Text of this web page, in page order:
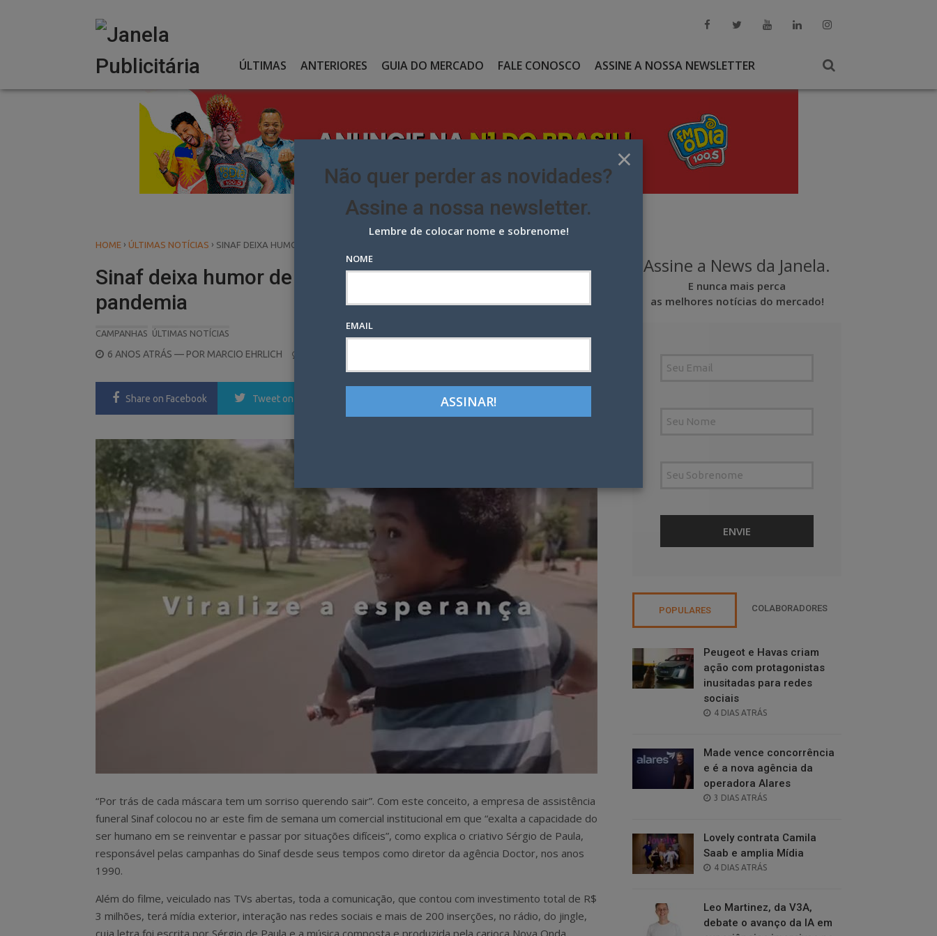
ÚLTIMAS ANTERIORES GUIA DO MERCADO FALE CONOSCO ASSINE A NOSSA NEWSLETTER
HOME › ÚLTIMAS NOTÍCIAS › SINAF DEIXA HUMOR DE LADO EM CAMPANHA SOBRE A PANDEMIA
Sinaf deixa humor de lado em campanha sobre a
pandemia
CAMPANHAS ÚLTIMAS NOTÍCIAS
POSTED
6 ANOS ATRÁS — POR MARCIO EHRLICH
Share on Facebook Tweet on Twitter LinkedIn Pinterest
“Por trás de cada máscara tem um sorriso querendo sair”. Com este conceito, a empresa de assistência
funeral Sinaf colocou no ar este fim de semana um comercial institucional em que “exalta a capacidade do
ser humano em se reinventar e passar por situações difíceis”, como explica o criativo Sérgio de Paula,
responsável pelas campanhas do Sinaf desde seus tempos como diretor da agência Doctor, nos anos
1990.
Além do filme, veiculado nas TVs abertas, toda a comunicação, que contou com investimento total de R$
3 milhões, terá mídia exterior, interação nas redes sociais e mais de 200 inserções, no rádio, do jingle,
cuja letra foi escrita por Sérgio de Paula e a música composta e produzida pela carioca Nova Onda.
Assine a News da Janela.
E nunca mais perca
as melhores notícias do mercado!
POPULARES COLABORADORES
Peugeot e Havas criam
ação com protagonistas
inusitadas para redes
sociais
POSTED
4 DIAS ATRÁS
Made vence concorrência
e é a nova agência da
operadora Alares
POSTED
3 DIAS ATRÁS
Lovely contrata Camila
Saab e amplia Mídia
POSTED
4 DIAS ATRÁS
Leo Martinez, da V3A,
debate o avanço da IA em
×
Não quer perder as novidades?
Assine a nossa newsletter.
Lembre de colocar nome e sobrenome!
NOME
EMAIL